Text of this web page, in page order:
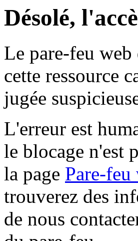
Désolé,
Le pare-feu web
cette ressource
jugée
L'erreur est
le blocage n'est
la page Pare-feu
trouverez des
de nous